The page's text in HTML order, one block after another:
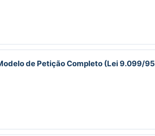
de Petição Completo (Lei 9.099/95